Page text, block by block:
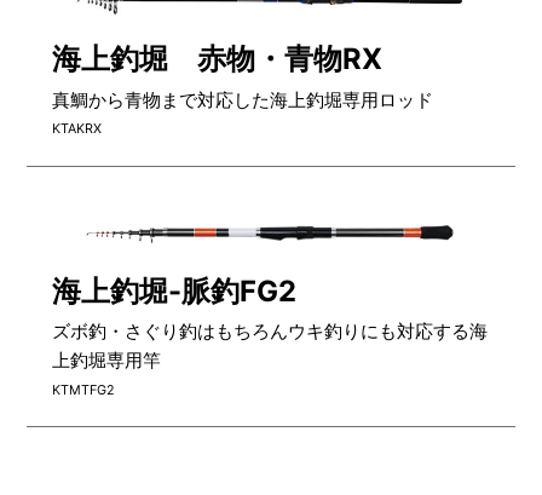
海上釣堀 赤物・青物RX
真鯛から青物まで対応した海上釣堀専用ロッド
KTAKRX
海上釣堀-脈釣FG2
ズボ釣・さぐり釣はもちろんウキ釣りにも対応する海
上釣堀専用竿
KTMTFG2